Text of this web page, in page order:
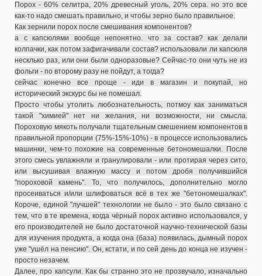
Порох - 60% селитра, 20% древесный уголь, 20% сера. но это все
как-то надо смешать правильно, и чтобы зерно было правильное.
Как зернили порох после смешивания компонентов?
а с капсюлями вообще непонятно. что за состав? как делали
колпачки, как потом зафигачивали состав? использовали ли капсюля
несклько раз, или они были одноразовые? Сейчас-то они чуть не из
фольги - по второму разу не пойдут, а тогда?
сейчас конечно все проще - иди в магазин и покупай, но
исторический экскурс бы не помешал.
Просто чтобы утолить любознательность, потмоу как заниматься
такой "химией" нет ни желания, ни возможности, ни смысла.
Пороховую мякоть получали тщательным смешением компонентов в
правильной пропорции (75%-15%-10%) - в процессе использовались
машинки, чем-то похожие на современные бетономешалки. После
этого смесь увлажняли и гранулировали - или протирая через сито,
или высушивая влажную массу и потом дробя получившийся
"пороховой камень". То, что получилось, дополнительно могло
просеиваться и/или шлифоваться всё в тех же "бетономешалках".
Короче, единой "лучшей" технологии не было - это было связано с
тем, что в те времена, когда чёрный порох активно использовался, у
его производителей не было достаточной научно-технической базы
для изучения продукта, а когда она (база) появилась, дымный порох
уже "ушёл на пенсию". Он, кстати, и по сей день до конца не изучен -
просто незачем.
Далее, про капсули. Как бы странно это не прозвучало, изначально